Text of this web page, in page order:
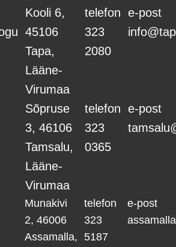
Kooli 6,
45106
Tapa,
Lääne-
Virumaa
telefon
323
2080
e-post
Sõpruse
3, 46106
Tamsalu,
Lääne-
Virumaa
telefon
323
0365
e-post
Munakivi
2, 46006
Assamalla,
telefon
323
5187
e-post